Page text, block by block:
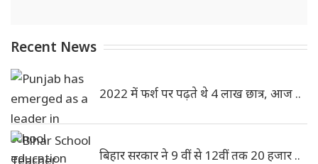
Recent News
2022 में फर्श पर पढ़ते थे 4 लाख छात्र, आज ..
बिहार सरकार ने 9 वीं से 12वीं तक 20 हजार ..